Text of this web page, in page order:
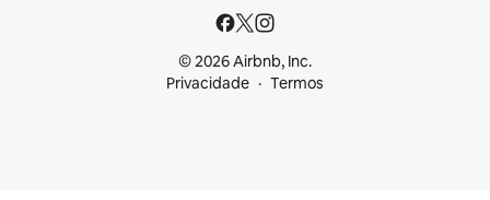
© 2026 Airbnb, Inc.
Privacidade
Termos